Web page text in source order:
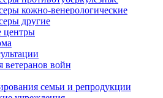
кожно-венерологические
другие
центры
ветеранов войн
семьи и репродукции